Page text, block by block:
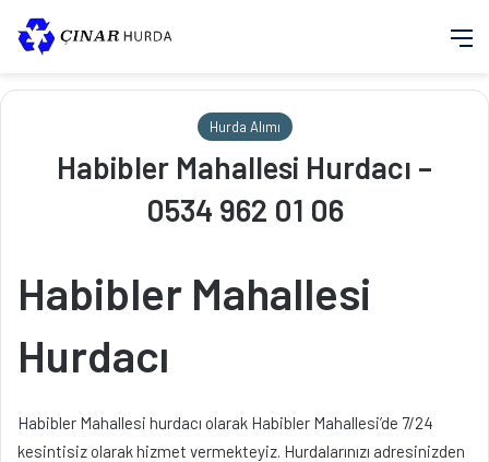
Hurda Alımı
Habibler Mahallesi Hurdacı –
0534 962 01 06
Habibler Mahallesi
Hurdacı
Habibler Mahallesi hurdacı olarak Habibler Mahallesi’de 7/24
kesintisiz olarak hizmet vermekteyiz. Hurdalarınızı adresinizden